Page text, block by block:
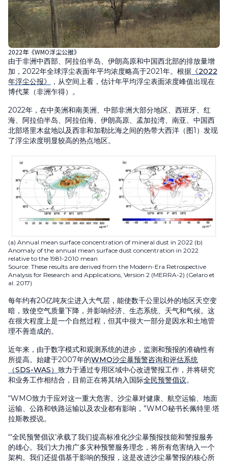
2022年《WMO浮尘公报》
由于非洲中西部、阿拉伯半岛、伊朗高原和中国西北部的排放量增
加，2022年全球浮尘表面年平均浓度略高于2021年。根据 《2022
年浮尘公报》
，从空间上看，估计年平均浮尘表面浓度峰值出现在
博代莱（非洲乍得）。
2022年，在中美洲和南美洲、中部非洲大部分地区、西班牙、红
海、阿拉伯半岛、阿拉伯海、伊朗高原、孟加拉湾、南亚、中国西
北部塔里木盆地以及西非和加勒比海之间的热带大西洋（图1）发现
了浮尘浓度明显较高的热点地区。
(a) Annual mean surface concentration of mineral dust in 2022 (b)
Anomaly of the annual mean surface dust concentration in 2022
relative to the 1981-2010 mean
Source: These results are derived from the Modern-Era Retrospective
Analysis for Research and Applications, Version 2 (MERRA-2) (Gelaro et
al. 2017)
每年约有20亿吨灰尘进入大气层，能使数千公里以外的地区天空变
暗，致使空气质量下降，并影响经济、生态系统、天气和气候。这
在很大程度上是一个自然过程，但其中很大一部分是因水和土地管
理不善造成的。
近年来，由于数字模式和观测系统的进步，监测和预报的准确性有
所提高。始建于2007年的WMO沙尘暴预警咨询和评估系统
（SDS-WAS） 致力于通过专用区域中心改进警报工作，并将研究
和业务工作相结合，目前正在将其纳入国际全民预警倡议。
“WMO致力于应对这一重大危害。沙尘暴对健康、航空运输、地面
运输、公路和铁路运输以及农业都有影响，”WMO秘书长佩特里·塔
拉斯教授说。
“’全民预警倡议’承载了我们提高标准化沙尘暴预报技能和警报服务
的雄心。我们大力推广多灾种预警服务理念，将所有危害纳入一个
架构。我们还提倡基于影响的预报，这是改进沙尘暴警报的核心所